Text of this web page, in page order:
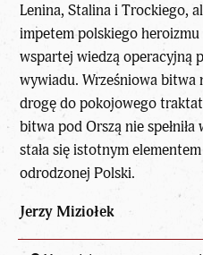
Lenina, Stalina i Trockiego,
impetem polskiego
wspartej wiedzą operacyjną
wywiadu. Wrześniowa bitwa
drogę do pokojowego
bitwa pod Orszą nie
stała się istotnym
odrodzonej Polski.
Jerzy Miziołek